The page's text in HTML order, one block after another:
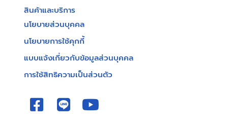
สินค้าและบริการ
นโยบายส่วนบุคคล
นโยบายการใช้คุกกี้
แบบแจ้งเกี่ยวกับข้อมูลส่วนบุคคล
การใช้สิทธิความเป็นส่วนตัว